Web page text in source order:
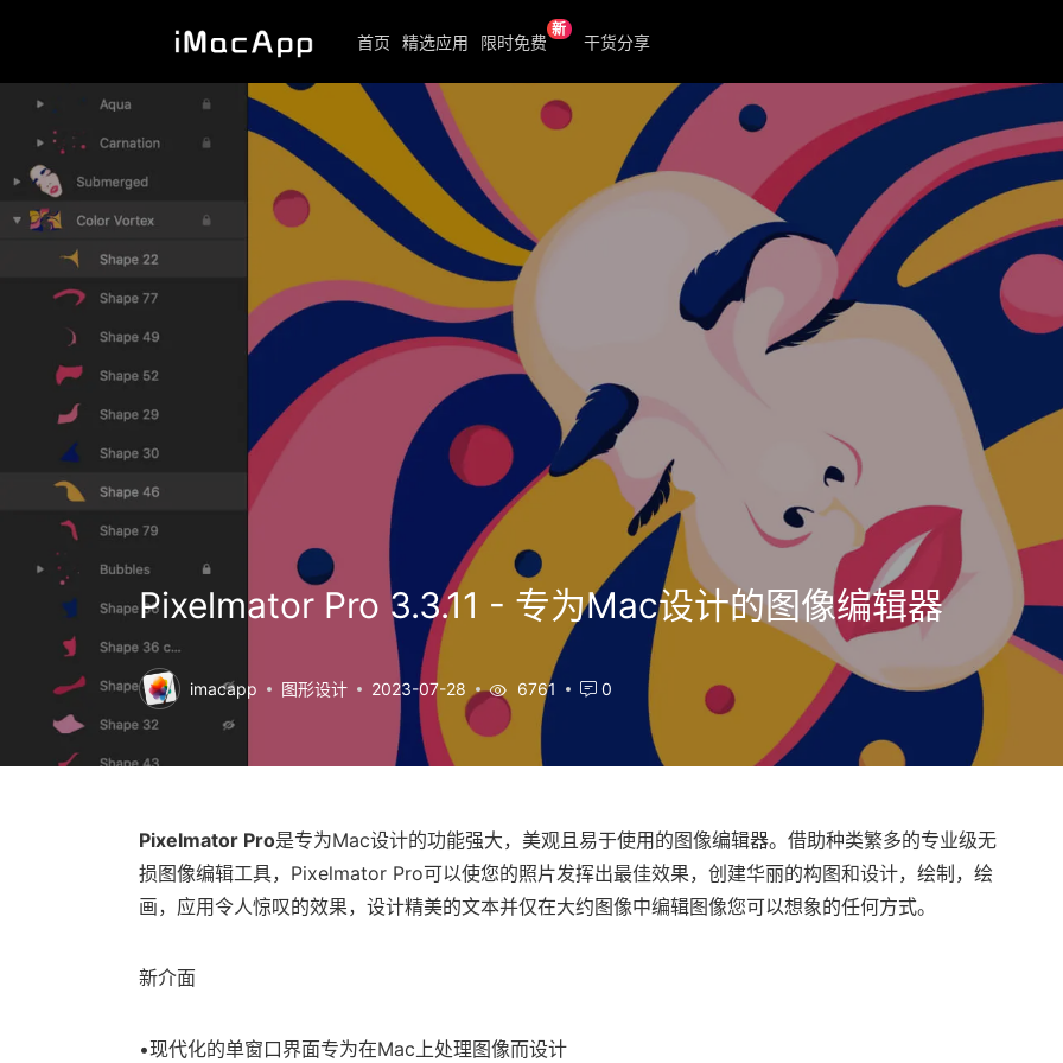
首页 精选应用 限时免费
新
干货分享
Pixelmator Pro 3.3.11 - 专为Mac设计的图像编辑器
imacapp 图形设计 2023-07-28 6761 0
Pixelmator Pro是专为Mac设计的功能强大，美观且易于使用的图像编辑器。借助种类繁多的专业级无
损图像编辑工具，Pixelmator Pro可以使您的照片发挥出最佳效果，创建华丽的构图和设计，绘制，绘
画，应用令人惊叹的效果，设计精美的文本并仅在大约图像中编辑图像您可以想象的任何方式。
新介面
•现代化的单窗口界面专为在Mac上处理图像而设计